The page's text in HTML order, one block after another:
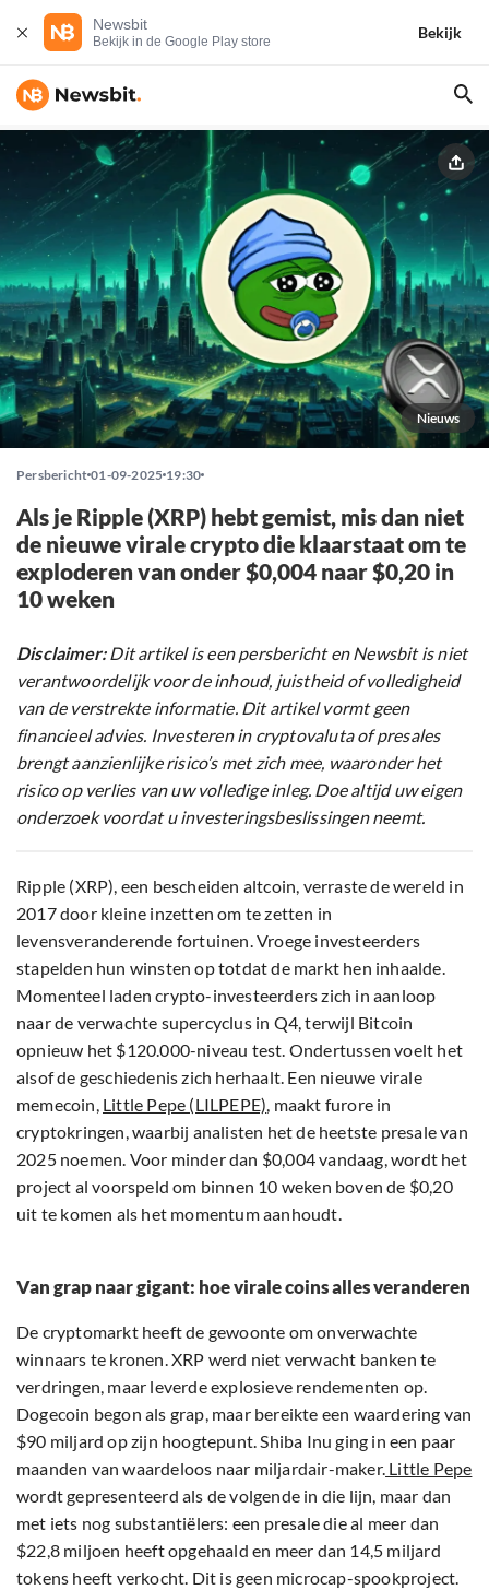
Newsbit
Bekijk in de Google Play store
Bekijk
Nieuws
Persbericht 01-09-2025 19:30
Als je Ripple (XRP) hebt gemist, mis dan niet
de nieuwe virale crypto die klaarstaat om te
exploderen van onder $0,004 naar $0,20 in
10 weken
Disclaimer:Dit artikel is een persbericht en Newsbit is niet
verantwoordelijk voor de inhoud, juistheid of volledigheid
van de verstrekte informatie. Dit artikel vormt geen
financieel advies. Investeren in cryptovaluta of presales
brengt aanzienlijke risico’s met zich mee, waaronder het
risico op verlies van uw volledige inleg. Doe altijd uw eigen
onderzoek voordat u investeringsbeslissingen neemt.
Ripple (XRP), een bescheiden altcoin, verraste de wereld in
2017 door kleine inzetten om te zetten in
levensveranderende fortuinen. Vroege investeerders
stapelden hun winsten op totdat de markt hen inhaalde.
Momenteel laden crypto-investeerders zich in aanloop
naar de verwachte supercyclus in Q4, terwijl Bitcoin
opnieuw het $120.000-niveau test. Ondertussen voelt het
alsof de geschiedenis zich herhaalt. Een nieuwe virale
memecoin, Little Pepe (LILPEPE), maakt furore in
cryptokringen, waarbij analisten het de heetste presale van
2025 noemen. Voor minder dan $0,004 vandaag, wordt het
project al voorspeld om binnen 10 weken boven de $0,20
uit te komen als het momentum aanhoudt.
Van grap naar gigant: hoe virale coins alles veranderen
De cryptomarkt heeft de gewoonte om onverwachte
winnaars te kronen. XRP werd niet verwacht banken te
verdringen, maar leverde explosieve rendementen op.
Dogecoin begon als grap, maar bereikte een waardering van
$90 miljard op zijn hoogtepunt. Shiba Inu ging in een paar
maanden van waardeloos naar miljardair-maker. Little Pepe
wordt gepresenteerd als de volgende in die lijn, maar dan
met iets nog substantiëlers: een presale die al meer dan
$22,8 miljoen heeft opgehaald en meer dan 14,5 miljard
tokens heeft verkocht. Dit is geen microcap-spookproject.